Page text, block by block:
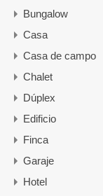
Bungalow
Casa
Casa de campo
Chalet
Dúplex
Edificio
Finca
Garaje
Hotel